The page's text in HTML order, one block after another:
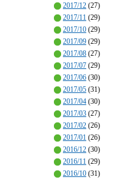
2017/12 (27)
2017/11 (29)
2017/10 (29)
2017/09 (29)
2017/08 (27)
2017/07 (29)
2017/06 (30)
2017/05 (31)
2017/04 (30)
2017/03 (27)
2017/02 (26)
2017/01 (26)
2016/12 (30)
2016/11 (29)
2016/10 (31)